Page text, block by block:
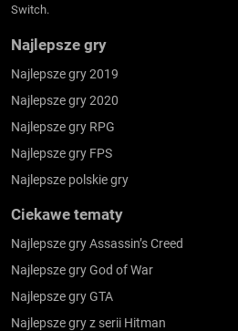
Switch.
Najlepsze gry
Najlepsze gry 2019
Najlepsze gry 2020
Najlepsze gry RPG
Najlepsze gry FPS
Najlepsze polskie gry
Ciekawe tematy
Najlepsze gry Assassin’s Creed
Najlepsze gry God of War
Najlepsze gry GTA
Najlepsze gry z serii Hitman